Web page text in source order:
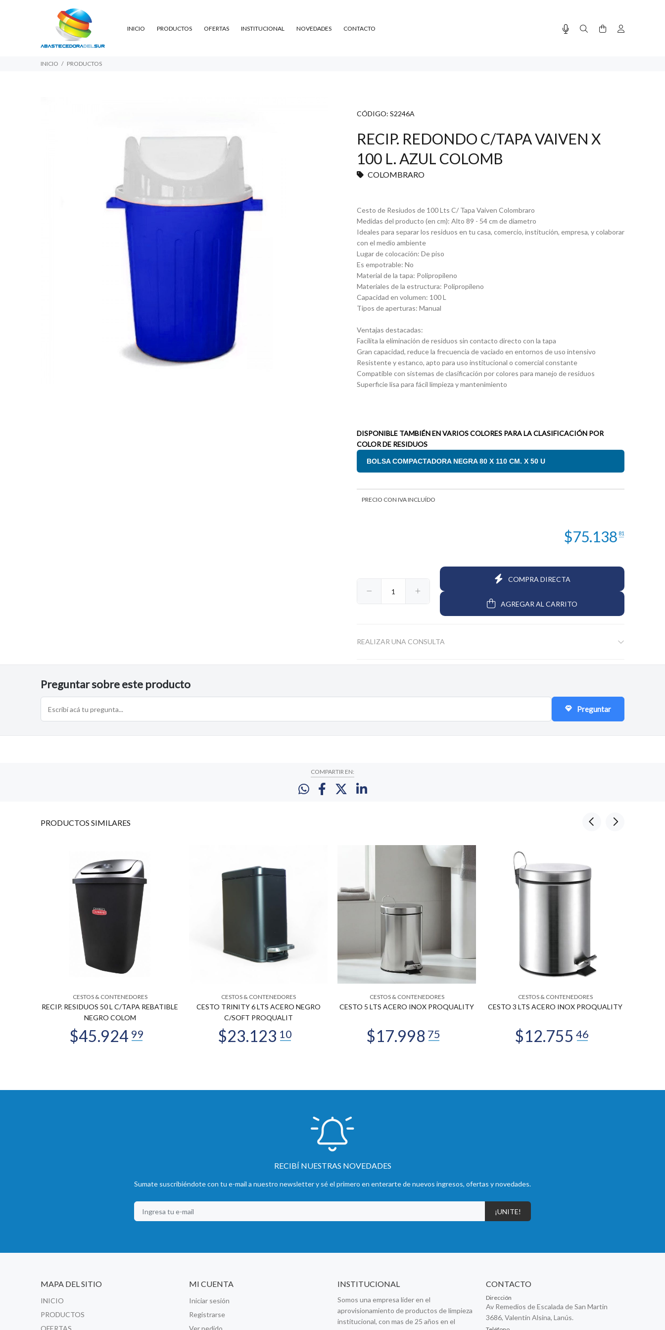
INICIO PRODUCTOS OFERTAS INSTITUCIONAL NOVEDADES CONTACTO
INICIO PRODUCTOS
CÓDIGO: S2246A
RECIP. REDONDO C/TAPA VAIVEN X
100 L. AZUL COLOMB
COLOMBRARO
Cesto de Resiudos de 100 Lts C/ Tapa Vaiven Colombraro
Medidas del producto (en cm): Alto 89 - 54 cm de diametro
Ideales para separar los residuos en tu casa, comercio, institución, empresa, y colaborar
con el medio ambiente
Lugar de colocación: De piso
Es empotrable: No
Material de la tapa: Polipropileno
Materiales de la estructura: Polipropileno
Capacidad en volumen: 100 L
Tipos de aperturas: Manual
Ventajas destacadas:
Facilita la eliminación de residuos sin contacto directo con la tapa
Gran capacidad, reduce la frecuencia de vaciado en entornos de uso intensivo
Resistente y estanco, apto para uso institucional o comercial constante
Compatible con sistemas de clasificación por colores para manejo de residuos
Superficie lisa para fácil limpieza y mantenimiento
DISPONIBLE TAMBIÉN EN VARIOS COLORES PARA LA CLASIFICACIÓN POR
COLOR DE RESIDUOS
BOLSA COMPACTADORA NEGRA 80 X 110 CM. X 50 U
PRECIO CON IVA INCLUÍDO
$75.138 81
COMPRA DIRECTA
AGREGAR AL CARRITO
REALIZAR UNA CONSULTA
Preguntar sobre este producto
Preguntar
COMPARTIR EN:
PRODUCTOS SIMILARES
CESTOS & CONTENEDORES
RECIP. RESIDUOS 50 L C/TAPA REBATIBLE
NEGRO COLOM
CESTOS & CONTENEDORES
CESTO TRINITY 6 LTS ACERO NEGRO
C/SOFT PROQUALIT
CESTOS & CONTENEDORES
CESTO 5 LTS ACERO INOX PROQUALITY
CESTOS & CONTENEDORES
CESTO 3 LTS ACERO INOX PROQUALITY
RECIBÍ NUESTRAS NOVEDADES
Sumate suscribiéndote con tu e-mail a nuestro newsletter y sé el primero en enterarte de nuevos ingresos, ofertas y novedades.
¡UNITE!
MAPA DEL SITIO
INICIO
PRODUCTOS
OFERTAS
MI CUENTA
Iniciar sesión
Registrarse
Ver pedido
INSTITUCIONAL
Somos una empresa líder en el
aprovisionamiento de productos de limpieza
institucional, con mas de 25 años en el
CONTACTO
Dirección
Av Remedios de Escalada de San Martin
3686, Valentín Alsina, Lanús.